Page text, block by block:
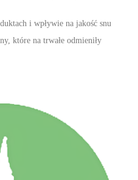
i wpływie na jakość snu
które na trwałe odmieniły